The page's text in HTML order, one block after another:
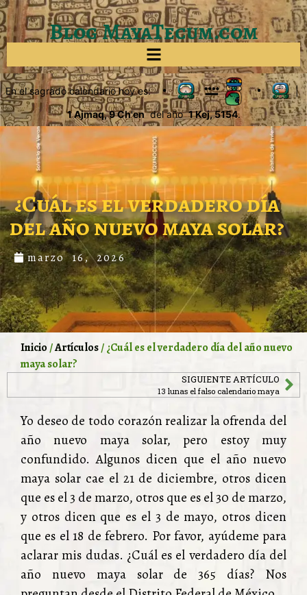
Blog MayaTecum.com
En el sagrado calendario hoy es:
|
1 Ajmaq, 9 Ch'endel año1 Kej, 5154.
¿Cuál es el verdadero día
del año nuevo maya solar?
marzo 16, 2026
Inicio/Artículos/ ¿Cuál es el verdadero día del año nuevo
maya solar?
SIGUIENTE ARTÍCULO
13 lunas el falso calendario maya
Yo deseo de todo corazón realizar la ofrenda del
año nuevo maya solar, pero estoy muy
confundido. Algunos dicen que el año nuevo
maya solar cae el 21 de diciembre, otros dicen
que es el 3 de marzo, otros que es el 30 de marzo,
y otros dicen que es el 3 de mayo, otros dicen
que es el 18 de febrero. Por favor, ayúdeme para
aclarar mis dudas. ¿Cuál es el verdadero día del
año nuevo maya solar de 365 días? Nos